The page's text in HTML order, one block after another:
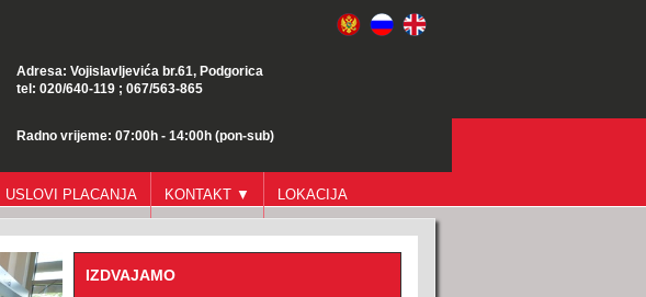
Adresa: Vojislavljevića br.61, Podgorica
tel: 020/640-119 ; 067/563-865
Radno vrijeme: 07:00h - 14:00h (pon-sub)
USLOVI PLACANJA KONTAKT ▼ LOKACIJA
IZDVAJAMO